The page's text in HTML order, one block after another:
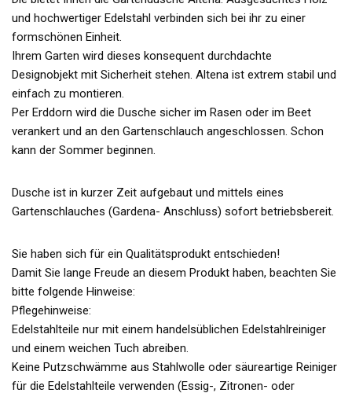
und hochwertiger Edelstahl verbinden sich bei ihr zu einer
formschönen Einheit.
Ihrem Garten wird dieses konsequent durchdachte
Designobjekt mit Sicherheit stehen. Altena ist extrem stabil und
einfach zu montieren.
Per Erddorn wird die Dusche sicher im Rasen oder im Beet
verankert und an den Gartenschlauch angeschlossen. Schon
kann der Sommer beginnen.
Dusche ist in kurzer Zeit aufgebaut und mittels eines
Gartenschlauches (Gardena- Anschluss) sofort betriebsbereit.
Sie haben sich für ein Qualitätsprodukt entschieden!
Damit Sie lange Freude an diesem Produkt haben, beachten Sie
bitte folgende Hinweise:
Pflegehinweise:
Edelstahlteile nur mit einem handelsüblichen Edelstahlreiniger
und einem weichen Tuch abreiben.
Keine Putzschwämme aus Stahlwolle oder säureartige Reiniger
für die Edelstahlteile verwenden (Essig-, Zitronen- oder